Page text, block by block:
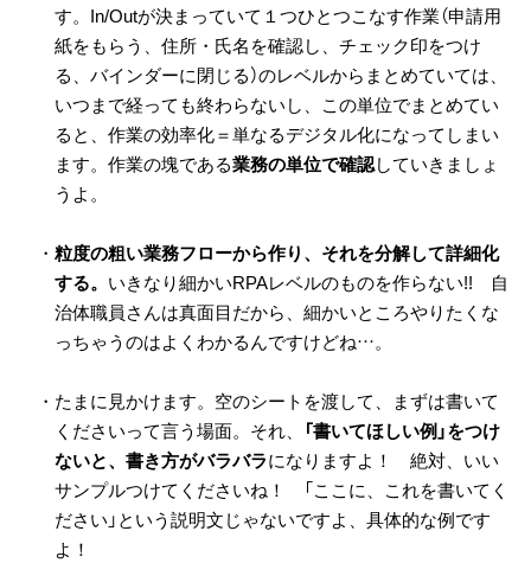
す。In/Outが決まっていて１つひとつこなす作業（申請用
紙をもらう、住所・氏名を確認し、チェック印をつけ
る、バインダーに閉じる）のレベルからまとめていては、
いつまで経っても終わらないし、この単位でまとめてい
ると、作業の効率化＝単なるデジタル化になってしまい
ます。作業の塊である業務の単位で確認していきましょ
うよ。
・ 粒度の粗い業務フローから作り、それを分解して詳細化
する。 いきなり細かいRPAレベルのものを作らない!! 自
治体職員さんは真面目だから、細かいところやりたくな
っちゃうのはよくわかるんですけどね…。
・たまに見かけます。空のシートを渡して、まずは書いて
くださいって言う場面。それ、
「書いてほしい例」をつけ
ないと、書き方がバラバラになりますよ！ 絶対、いい
サンプルつけてくださいね！ 「ここに、これを書いてく
ださい」という説明文じゃないですよ、具体的な例です
よ！